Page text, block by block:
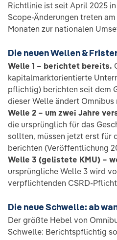
Richtlinie ist seit April 2025
Scope-Änderungen treten am
Monaten zur nationalen
Die neuen Wellen &
Welle 1 – berichtet bereits.
kapitalmarktorientierte
pflichtig) berichten seit dem
dieser Welle ändert Omnibus
Welle 2 – um zwei Jahre
die ursprünglich für das
sollten, müssen jetzt erst für
berichten (Veröffentlichung
Welle 3 (gelistete KMU) –
ursprüngliche Welle 3 wird
verpflichtenden CSRD-
Die neue Schwelle: ab
Der größte Hebel von
Schwelle: Berichtspflichtig